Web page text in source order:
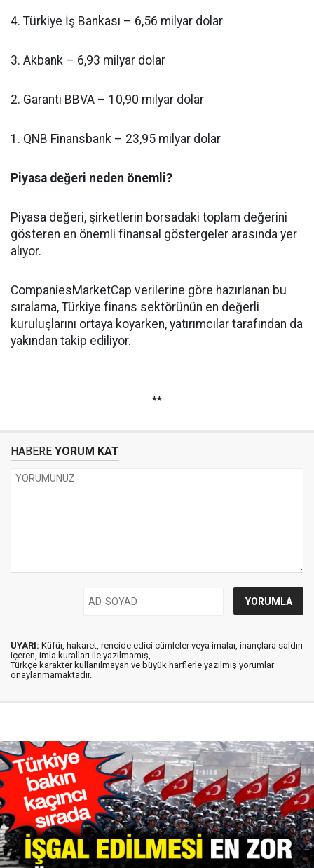
4. Türkiye İş Bankası – 6,56 milyar dolar
3. Akbank – 6,93 milyar dolar
2. Garanti BBVA – 10,90 milyar dolar
1. QNB Finansbank – 23,95 milyar dolar
Piyasa değeri neden önemli?
Piyasa değeri, şirketlerin borsadaki toplam değerini
gösteren en önemli finansal göstergeler arasında yer
alıyor.
CompaniesMarketCap verilerine göre hazırlanan bu
sıralama, Türkiye finans sektörünün en değerli
kuruluşlarını ortaya koyarken, yatırımcılar tarafından da
yakından takip ediliyor.
**
HABERE YORUM KAT
UYARI: Küfür, hakaret, rencide edici cümleler veya imalar, inançlara saldırı
içeren, imla kuralları ile yazılmamış,
Türkçe karakter kullanılmayan ve büyük harflerle yazılmış yorumlar
onaylanmamaktadır.